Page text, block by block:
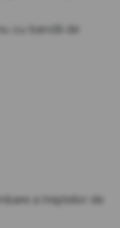
cu bandă de
a treptelor de